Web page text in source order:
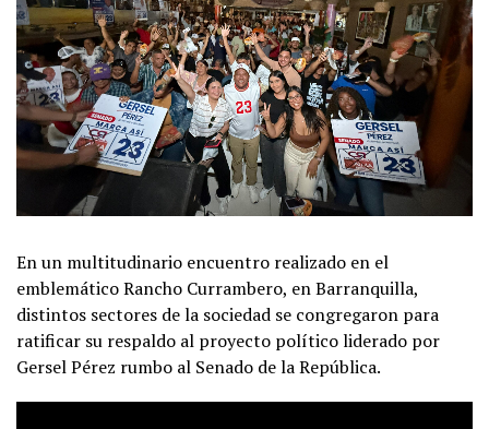
En un multitudinario encuentro realizado en el
emblemático Rancho Currambero, en Barranquilla,
distintos sectores de la sociedad se congregaron para
ratificar su respaldo al proyecto político liderado por
Gersel Pérez rumbo al Senado de la República.